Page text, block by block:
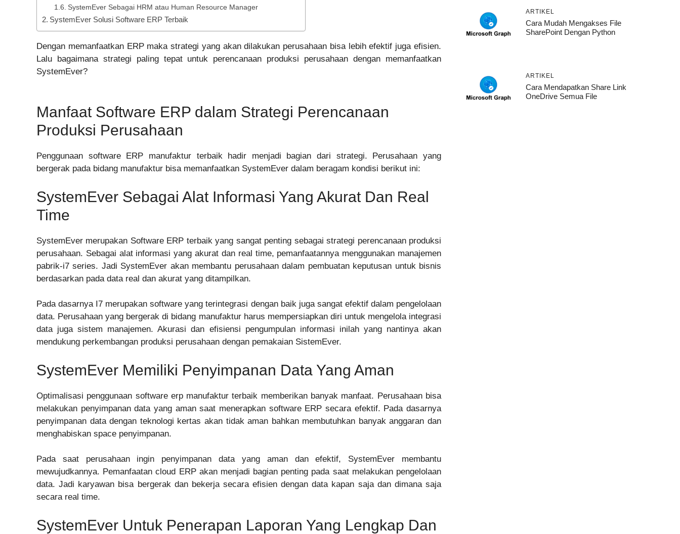
SystemEver Sebagai HRM atau Human Resource Manager
SystemEver Solusi Software ERP Terbaik
Dengan memanfaatkan ERP maka strategi yang akan dilakukan perusahaan bisa lebih efektif juga efisien.
Lalu bagaimana strategi paling tepat untuk perencanaan produksi perusahaan dengan memanfaatkan
SystemEver?
Manfaat Software ERP dalam Strategi Perencanaan
Produksi Perusahaan
Penggunaan software ERP manufaktur terbaik hadir menjadi bagian dari strategi. Perusahaan yang
bergerak pada bidang manufaktur bisa memanfaatkan SystemEver dalam beragam kondisi berikut ini:
SystemEver Sebagai Alat Informasi Yang Akurat Dan Real
Time
SystemEver merupakan Software ERP terbaik yang sangat penting sebagai strategi perencanaan produksi
perusahaan. Sebagai alat informasi yang akurat dan real time, pemanfaatannya menggunakan manajemen
pabrik-i7 series. Jadi SystemEver akan membantu perusahaan dalam pembuatan keputusan untuk bisnis
berdasarkan pada data real dan akurat yang ditampilkan.
Pada dasarnya I7 merupakan software yang terintegrasi dengan baik juga sangat efektif dalam pengelolaan
data. Perusahaan yang bergerak di bidang manufaktur harus mempersiapkan diri untuk mengelola integrasi
data juga sistem manajemen. Akurasi dan efisiensi pengumpulan informasi inilah yang nantinya akan
mendukung perkembangan produksi perusahaan dengan pemakaian SistemEver.
SystemEver Memiliki Penyimpanan Data Yang Aman
Optimalisasi penggunaan software erp manufaktur terbaik memberikan banyak manfaat. Perusahaan bisa
melakukan penyimpanan data yang aman saat menerapkan software ERP secara efektif. Pada dasarnya
penyimpanan data dengan teknologi kertas akan tidak aman bahkan membutuhkan banyak anggaran dan
menghabiskan space penyimpanan.
Pada saat perusahaan ingin penyimpanan data yang aman dan efektif, SystemEver membantu
mewujudkannya. Pemanfaatan cloud ERP akan menjadi bagian penting pada saat melakukan pengelolaan
data. Jadi karyawan bisa bergerak dan bekerja secara efisien dengan data kapan saja dan dimana saja
secara real time.
SystemEver Untuk Penerapan Laporan Yang Lengkap Dan
ARTIKEL
Cara Mudah Mengakses File
SharePoint Dengan Python
ARTIKEL
Cara Mendapatkan Share Link
OneDrive Semua File